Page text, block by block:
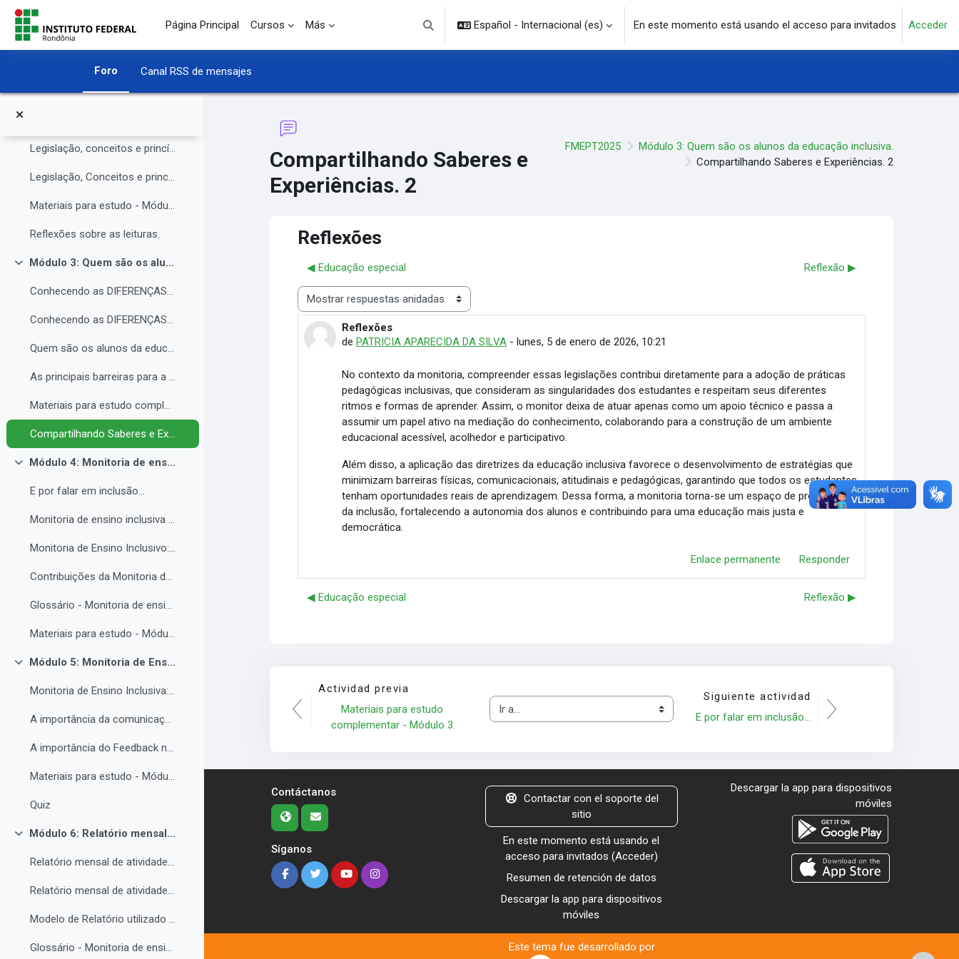
Salta al contenido principal
Página Principal
Cursos Más
Selector de búsqueda de entrada
Español - Internacional ‎(es)‎ En este momento está usando el acceso para invitados Acceder
Foro Canal RSS de mensajes
Compartilhando Saberes e Experiências.
Legislação, conceitos e princípios da educação inclusiva.
Legislação, Conceitos e princípios da educação inclusiva (parte 2)
Materiais para estudo - Módulo 2.
Reflexões sobre as leituras.
Colapsar
Módulo 3: Quem são os alunos da educação inclusiva.
Conhecendo as DIFERENÇAS para promover a IGUALDADE com EQUIDADE.
Conhecendo as DIFERENÇAS para promover a IGUALDADE com EQUIDADE.
Quem são os alunos da educação inclusiva.
As principais barreiras para a inclusão.
Materiais para estudo complementar - Módulo 3.
Compartilhando Saberes e Experiências. 2
Colapsar
Módulo 4: Monitoria de ensino inclusiva no processo formativo de estudantes com Necessidades Educacionais Específicas - NEE no contexto da Educação Profissional e Tecnológica.
E por falar em inclusão...
Monitoria de ensino inclusiva junto a estudante com Necessidades Educacionais Específicas - NEE no contexto da Educação Profissional e Tecnológica.
Monitoria de Ensino Inclusivo: Conceitos e Objetivos.
Contribuições da Monitoria de ensino inclusiva para o estudante com Necessidades Educacionais Específicas.
Glossário - Monitoria de ensino e educação inclusiva.
Materiais para estudo - Módulo 4.
Colapsar
Módulo 5: Monitoria de Ensino Inclusiva, comunicação e feedback.
Monitoria de Ensino Inclusiva: comunicação e feedback.
A importância da comunicação entre o(a) monitor(a) e o estudantes PNE.
A importância do Feedback na monitoria de ensino inclusiva.
Materiais para estudo - Módulo 5.
Quiz
Colapsar
Módulo 6: Relatório mensal de atividades da Monitoria de ensino inclusiva.
Relatório mensal de atividades da Monitoria de ensino inclusiva.
Relatório mensal de atividades da Monitoria de ensino inclusiva.
Modelo de Relatório utilizado no IFRO pelos monitores de ensino inclusivo.
Glossário - Monitoria de ensino e educação inclusiva.
Compartilhando Saberes e
Experiências. 2
FMEPT2025
Módulo 3: Quem são os alunos da educação inclusiva.
Compartilhando Saberes e Experiências. 2
Reflexões
◀︎ Educação especial Reflexão ▶︎
Mostrar modo
Reflexões
dePATRICIA APARECIDA DA SILVA -lunes, 5 de enero de 2026, 10:21
Número de respuestas: 0
No contexto da monitoria, compreender essas legislações contribui diretamente para a adoção de práticas
pedagógicas inclusivas, que consideram as singularidades dos estudantes e respeitam seus diferentes
ritmos e formas de aprender. Assim, o monitor deixa de atuar apenas como um apoio técnico e passa a
assumir um papel ativo na mediação do conhecimento, colaborando para a construção de um ambiente
educacional acessível, acolhedor e participativo.
Além disso, a aplicação das diretrizes da educação inclusiva favorece o desenvolvimento de estratégias que
minimizam barreiras físicas, comunicacionais, atitudinais e pedagógicas, garantindo que todos os estudantes
tenham oportunidades reais de aprendizagem. Dessa forma, a monitoria torna-se um espaço de promoção
da inclusão, fortalecendo a autonomia dos alunos e contribuindo para uma educação mais justa e
democrática.
Enlace permanente Responder
◀︎ Educação especial Reflexão ▶︎
Actividad previa
Materiais para estudo
complementar - Módulo 3.
Ir a...
Siguiente actividad
E por falar em inclusão...
Contáctanos
Síganos
Contactar con el soporte del
sitio
En este momento está usando el
acceso para invitados (Acceder)
Resumen de retención de datos
Descargar la app para dispositivos
móviles
Descargar la app para dispositivos
móviles
Este tema fue desarrollado por